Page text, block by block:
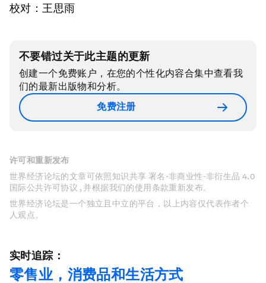
校对：王思雨
不要错过关于此主题的更新
创建一个免费账户，在您的个性化内容合集中查看我
们的最新出版物和分析。
免费注册
许可和重新发布
世界经济论坛的文章可依照知识共享 署名-非商业性-非衍生品 4.0
国际公共许可协议 , 并根据我们的使用条款重新发布。
世界经济论坛是一个独立且中立的平台，以上内容仅代表作者个
人观点。
实时追踪：
零售业，消费品和生活方式